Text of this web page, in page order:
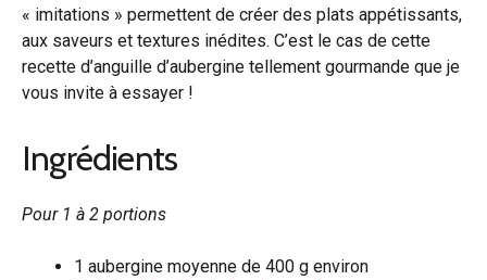
« imitations » permettent de créer des plats appétissants,
aux saveurs et textures inédites. C’est le cas de cette
recette d’anguille d’aubergine tellement gourmande que je
vous invite à essayer !
Ingrédients
Pour 1 à 2 portions
1 aubergine moyenne de 400 g environ